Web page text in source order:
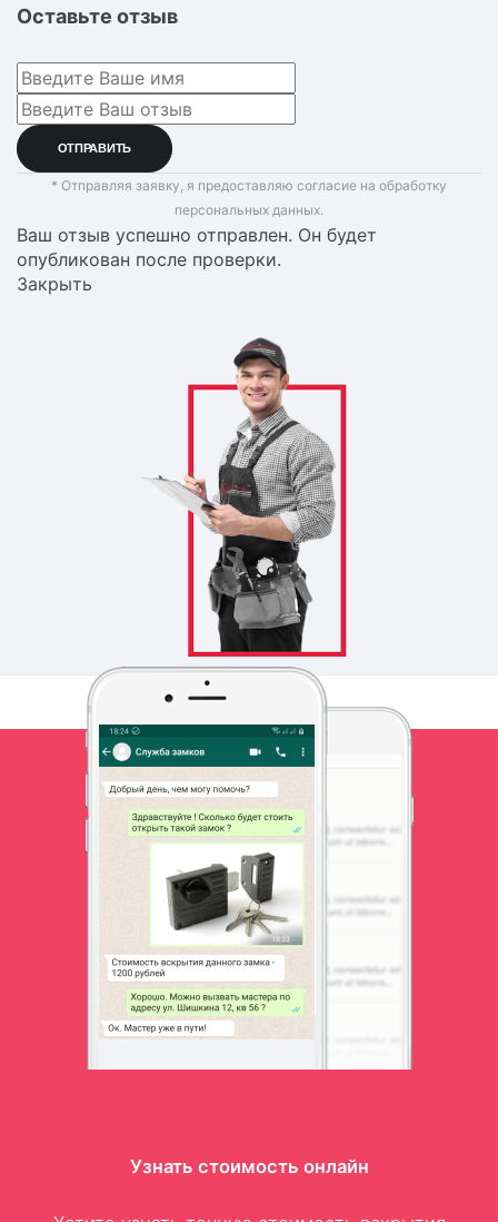
Оставьте отзыв
* Отправляя заявку, я предоставляю согласие на обработку
персональных данных.
Ваш отзыв успешно отправлен. Он будет
опубликован после проверки.
Закрыть
Узнать стоимость онлайн